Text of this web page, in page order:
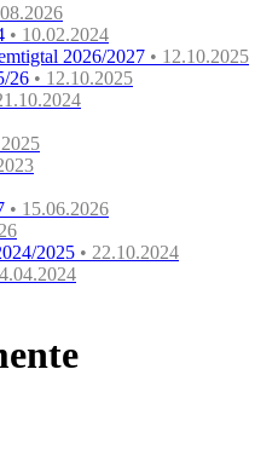
• 10.02.2024
2026/2027 • 12.10.2025
26 • 12.10.2025
• 15.06.2026
2025 • 22.10.2024